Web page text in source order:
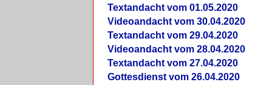
Textandacht vom 01.05.2020
Videoandacht vom 30.04.2020
Textandacht vom 29.04.2020
Videoandacht vom 28.04.2020
Textandacht vom 27.04.2020
Gottesdienst vom 26.04.2020